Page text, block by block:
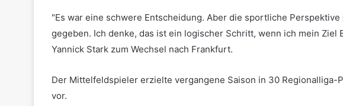
"Es war eine schwere Entscheidung. Aber die sportliche
gegeben. Ich denke, das ist ein logischer Schritt, wenn ich mein Ziel
Yannick Stark zum Wechsel nach Frankfurt.
Der Mittelfeldspieler erzielte vergangene Saison in 30
vor.